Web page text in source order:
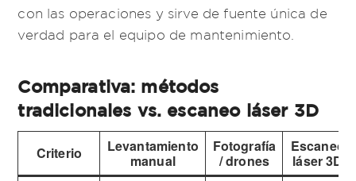
con las operaciones y sirve de fuente única de
verdad para el equipo de mantenimiento.
Comparativa: métodos
tradicionales vs. escaneo láser 3D
Criterio
Levantamiento
manual
Fotografía
/ drones
Escaneo
láser 3D